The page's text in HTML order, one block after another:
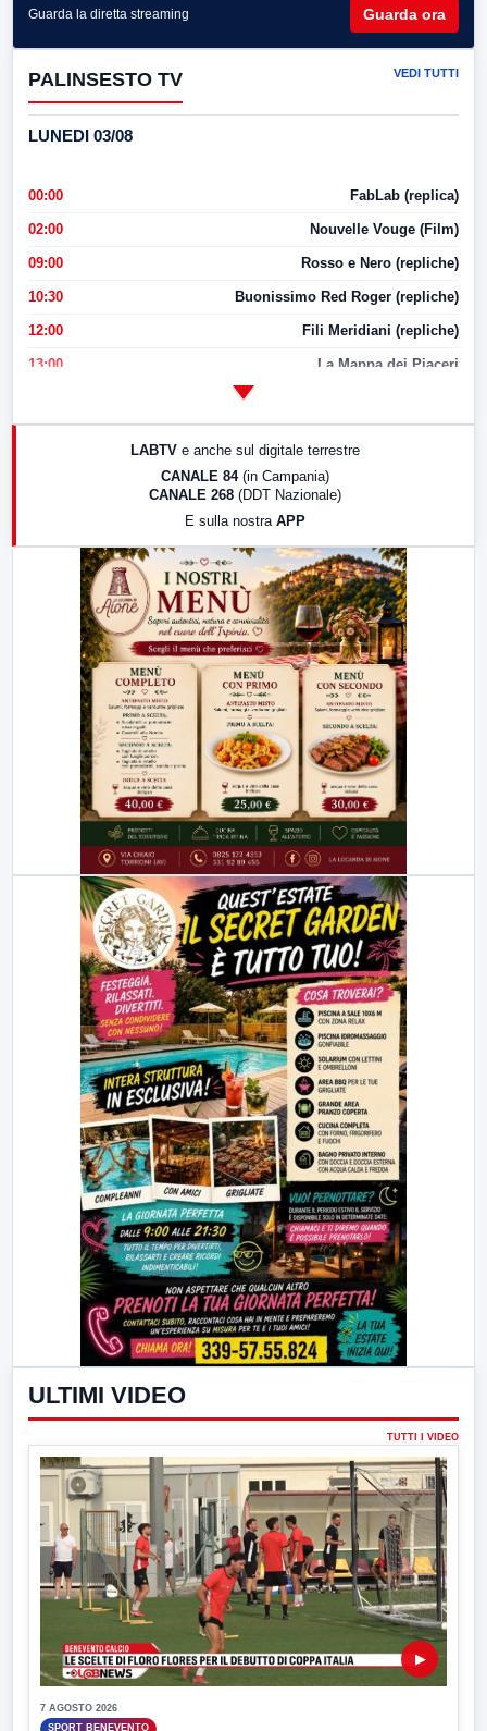
Guarda la diretta streaming Guarda ora
PALINSESTO TV VEDI TUTTI
LUNEDI 03/08
00:00 FabLab (replica)
02:00 Nouvelle Vouge (Film)
09:00 Rosso e Nero (repliche)
10:30 Buonissimo Red Roger (repliche)
12:00 Fili Meridiani (repliche)
13:00 La Mappa dei Piaceri
LabNews (replica)
LABTV e anche sul digitale terrestre
CANALE 84 (in Campania)
CANALE 268 (DDT Nazionale)
E sulla nostra APP
ULTIMI VIDEO
TUTTI I VIDEO
▶
7 AGOSTO 2026
SPORT BENEVENTO